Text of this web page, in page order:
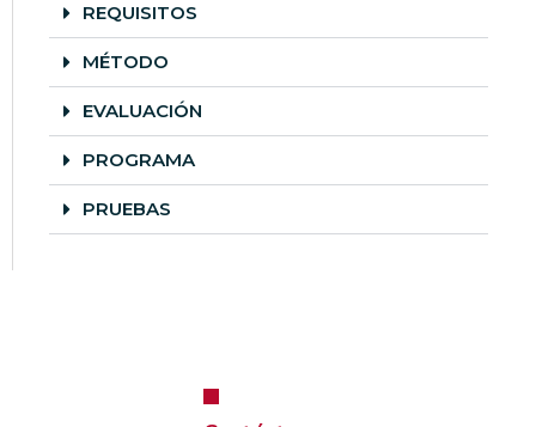
REQUISITOS
MÉTODO
EVALUACIÓN
PROGRAMA
PRUEBAS